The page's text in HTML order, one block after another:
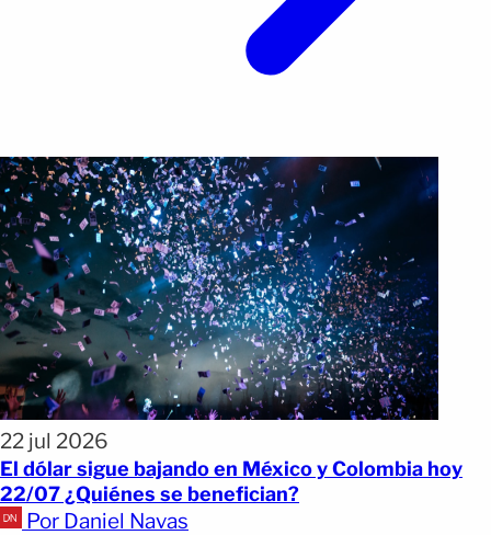
22 jul 2026
El dólar sigue bajando en México y Colombia hoy
22/07 ¿Quiénes se benefician?
Por Daniel Navas